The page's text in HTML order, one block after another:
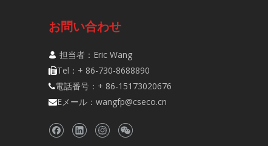
お問い合わせ
 担当者：Eric Wang
Tel：+ 86-730-8688890
電話番号：+ 86-15173020676
Eメール： wangfp@cseco.cn